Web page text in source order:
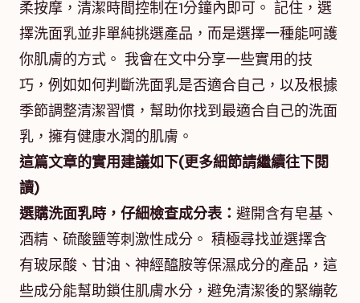
柔按摩，清潔時間控制在1分鐘內即可。 記住，選
擇洗面乳並非單純挑選產品，而是選擇一種能呵護
你肌膚的方式。 我會在文中分享一些實用的技
巧，例如如何判斷洗面乳是否適合自己，以及根據
季節調整清潔習慣，幫助你找到最適合自己的洗面
乳，擁有健康水潤的肌膚。
這篇文章的實用建議如下(更多細節請繼續往下閱
讀)
選購洗面乳時，仔細檢查成分表： 避開含有皂基、
酒精、硫酸鹽等刺激性成分。 積極尋找並選擇含
有玻尿酸、甘油、神經醯胺等保濕成分的產品，這
些成分能幫助鎖住肌膚水分，避免清潔後的緊繃乾